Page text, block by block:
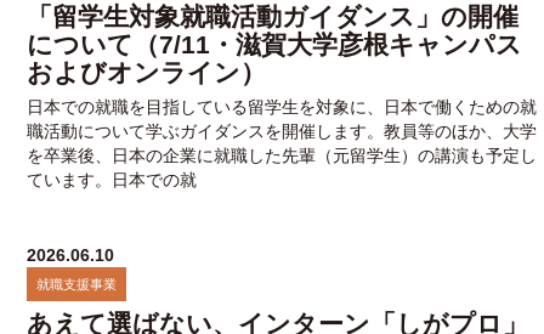
「留学生対象就職活動ガイダンス」の開催
について（7/11・滋賀大学彦根キャンパス
およびオンライン）
日本での就職を目指している留学生を対象に、日本で働くための就
職活動について学ぶガイダンスを開催します。教員等のほか、大学
を卒業後、日本の企業に就職した先輩（元留学生）の講演も予定し
ています。日本での就
2026.06.10
就職支援事業
あえて選ばない、インターン「しがプロ」